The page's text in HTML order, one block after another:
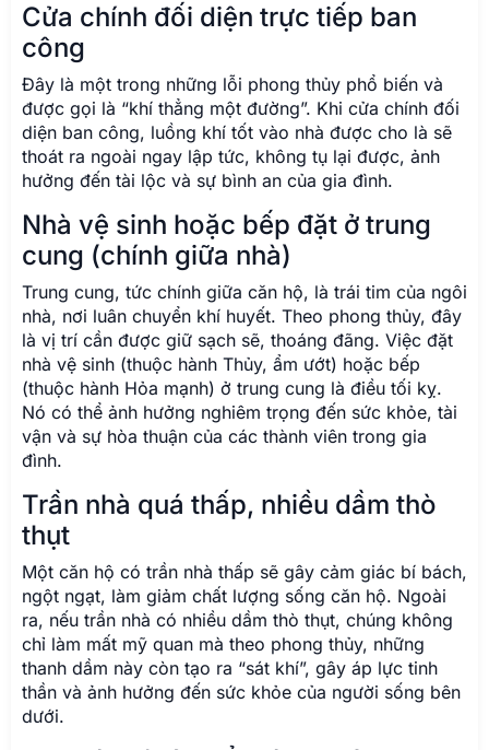
Cửa chính đối diện trực tiếp ban
công
Đây là một trong những lỗi phong thủy phổ biến và
được gọi là “khí thẳng một đường”. Khi cửa chính đối
diện ban công, luồng khí tốt vào nhà được cho là sẽ
thoát ra ngoài ngay lập tức, không tụ lại được, ảnh
hưởng đến tài lộc và sự bình an của gia đình.
Nhà vệ sinh hoặc bếp đặt ở trung
cung (chính giữa nhà)
Trung cung, tức chính giữa căn hộ, là trái tim của ngôi
nhà, nơi luân chuyển khí huyết. Theo phong thủy, đây
là vị trí cần được giữ sạch sẽ, thoáng đãng. Việc đặt
nhà vệ sinh (thuộc hành Thủy, ẩm ướt) hoặc bếp
(thuộc hành Hỏa mạnh) ở trung cung là điều tối kỵ.
Nó có thể ảnh hưởng nghiêm trọng đến sức khỏe, tài
vận và sự hòa thuận của các thành viên trong gia
đình.
Trần nhà quá thấp, nhiều dầm thò
thụt
Một căn hộ có trần nhà thấp sẽ gây cảm giác bí bách,
ngột ngạt, làm giảm chất lượng sống căn hộ. Ngoài
ra, nếu trần nhà có nhiều dầm thò thụt, chúng không
chỉ làm mất mỹ quan mà theo phong thủy, những
thanh dầm này còn tạo ra “sát khí”, gây áp lực tinh
thần và ảnh hưởng đến sức khỏe của người sống bên
dưới.